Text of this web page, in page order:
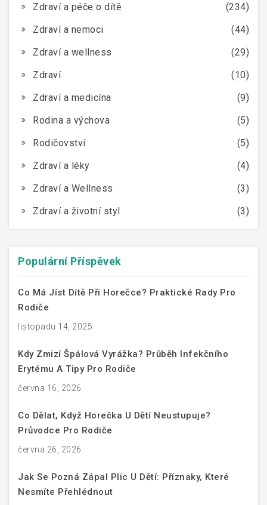
Zdraví a péče o dítě
(234)
Zdraví a nemoci
(44)
Zdraví a wellness
(29)
Zdraví
(10)
Zdraví a medicína
(9)
Rodina a výchova
(5)
Rodičovství
(5)
Zdraví a léky
(4)
Zdraví a Wellness
(3)
Zdraví a životní styl
(3)
Populární Příspěvek
Co Má Jíst Dítě Při Horečce? Praktické Rady Pro
Rodiče
listopadu 14, 2025
Kdy Zmizí Špálová Vyrážka? Průběh Infekčního
Erytému A Tipy Pro Rodiče
června 16, 2026
Co Dělat, Když Horečka U Dětí Neustupuje?
Průvodce Pro Rodiče
června 26, 2026
Jak Se Pozná Zápal Plic U Dětí: Příznaky, Které
Nesmíte Přehlédnout